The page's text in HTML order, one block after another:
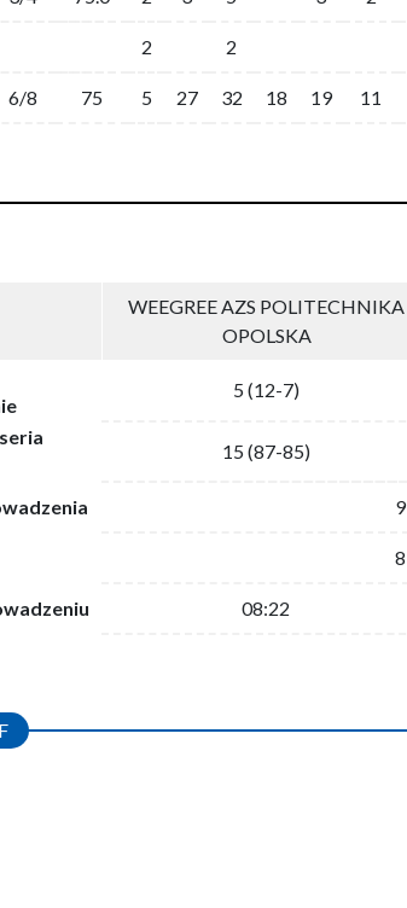
2 2
6/8 75 5 27 32 18 19 11
WEEGREE AZS POLITECHNIKA
OPOLSKA
5 (12-7)
15 (87-85)
9
8
08:22